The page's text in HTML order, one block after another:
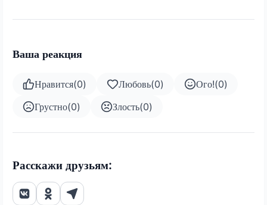
Ваша реакция
Нравится(0) Любовь(0) Ого!(0)
Грустно(0) Злость(0)
Расскажи друзьям: